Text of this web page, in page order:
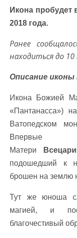
Икона
2018 года.
Ранее
находиться до 10
Описание
Икона Божией
«Пантанасса»)
Ватопедском
Матери
подошедший к
брошен на землю
Тут же юноша
магией, и
благочестивый